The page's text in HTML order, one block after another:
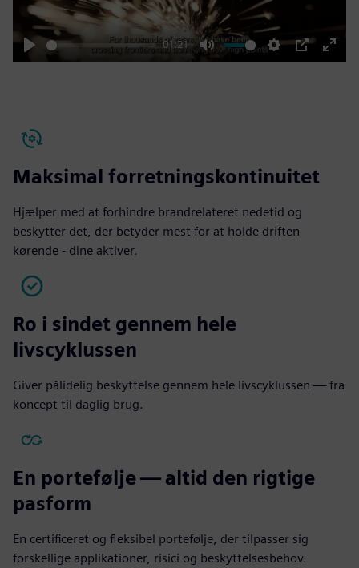
Play
01:21
Mute Settings
PIP
Enter
Maksimal forretningskontinuitet
Hjælper med at forhindre brandrelateret nedetid og
beskytter det, der betyder mest for at holde driften
kørende - dine aktiver.
Ro i sindet gennem hele
livscyklussen
Giver pålidelig beskyttelse gennem hele livscyklussen — fra
koncept til daglig brug.
En portefølje — altid den rigtige
pasform
En certificeret og fleksibel portefølje, der tilpasser sig
forskellige applikationer, risici og beskyttelsesbehov.